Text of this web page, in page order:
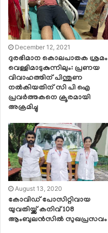
December 12, 2021
ദുരഭിമാന കൊലപാതക ശ്രമം
വെള്ളിമാടുകുന്നിലും: പ്രണയ
വിവാഹത്തിന് പിന്തുണ
നൽകിയതിന് സി പി ഐ
പ്രവർത്തകനെ ക്രൂരമായി
അക്രമിച്ചു
August 13, 2020
കോവിഡ് പോസിറ്റിവായ
യുവതിയ്ക്ക് കനിവ് 108
ആംബുലന്‍സില്‍ സുഖപ്രസവം